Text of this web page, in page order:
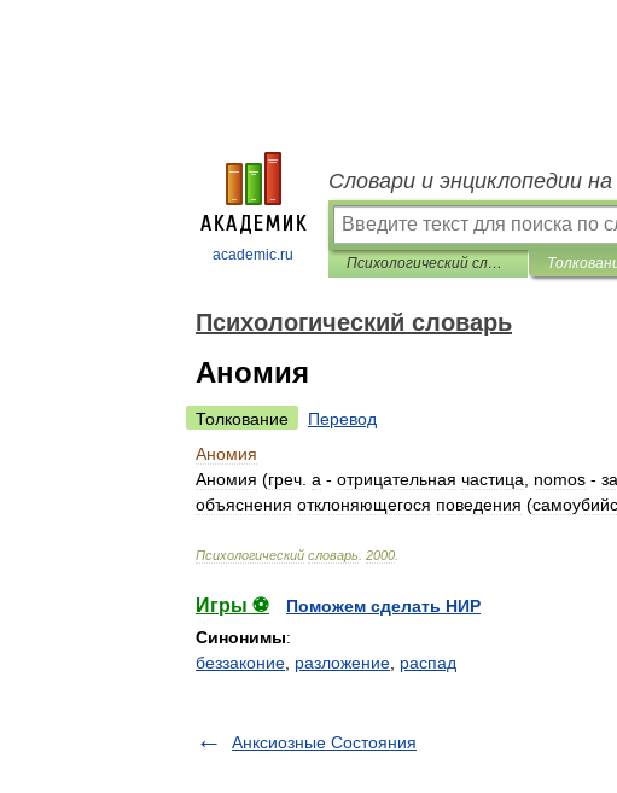
academic.ru
Словари и энциклопедии
Психологический словарь
Психологический словарь
Аномия
Толкование
Перевод
Аномия
Аномия (греч a - отрицательная частица nomos -
объяснения отклоняющегося поведения (
Психологический словарь 2000
Игры ⚽
Поможем сделать НИР
Синонимы:
беззаконие разложение распад
Анксиозные Состояния